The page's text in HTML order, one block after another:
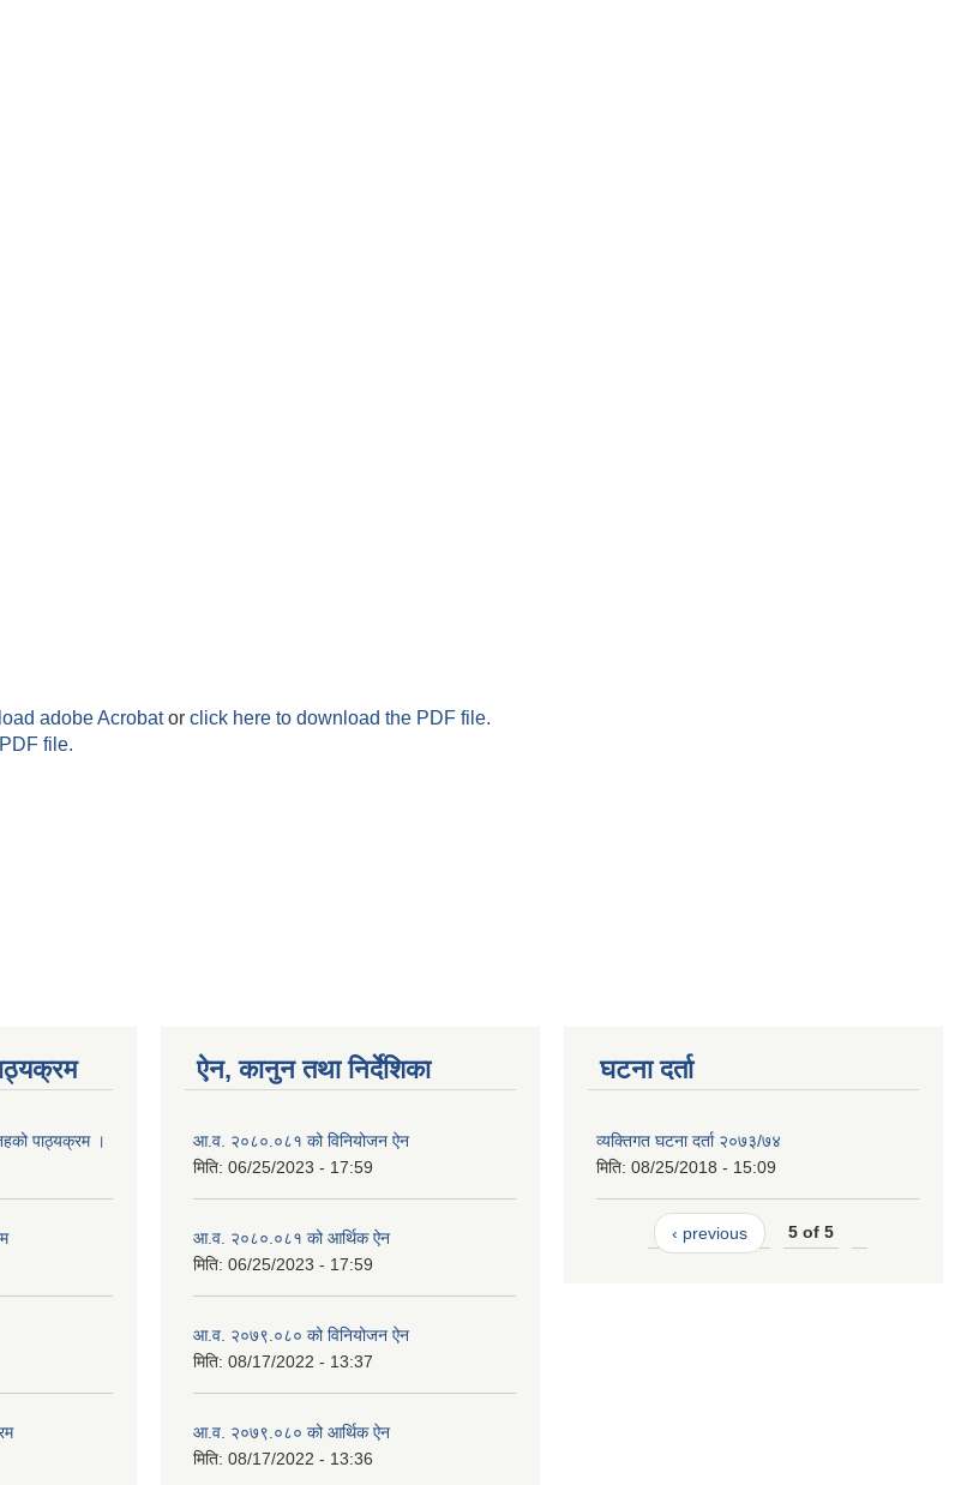
adobe Acrobator click here to download the PDF file.
file.
पाठ्यक्रम ।
ऐन, कानुन तथा निर्देशिका
आ.व. २०८०.०८१ को विनियोजन ऐन
मिति: 06/25/2023 - 17:59
आ.व. २०८०.०८१ को आर्थिक ऐन
मिति: 06/25/2023 - 17:59
आ.व. २०७९.०८० को विनियोजन ऐन
मिति: 08/17/2022 - 13:37
आ.व. २०७९.०८० को आर्थिक ऐन
मिति: 08/17/2022 - 13:36
घटना दर्ता
व्यक्तिगत घटना दर्ता २०७३/७४
मिति: 08/25/2018 - 15:09
‹ previous 5 of 5